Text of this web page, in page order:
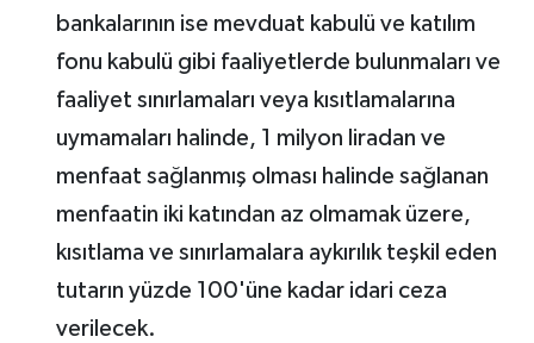
bankalarının ise mevduat kabulü ve katılım
fonu kabulü gibi faaliyetlerde bulunmaları ve
faaliyet sınırlamaları veya kısıtlamalarına
uymamaları halinde, 1 milyon liradan ve
menfaat sağlanmış olması halinde sağlanan
menfaatin iki katından az olmamak üzere,
kısıtlama ve sınırlamalara aykırılık teşkil eden
tutarın yüzde 100'üne kadar idari ceza
verilecek.